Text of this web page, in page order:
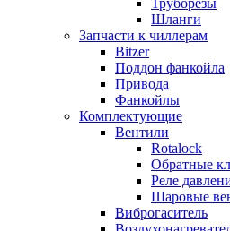
Труборезы
Шланги
Запчасти к чиллерам
Bitzer
Поддон фанкойла
Привода
Фанкойлы
Комплектующие
Вентили
Rotalock
Обратные
Реле
Шаровые
Виброгаситель